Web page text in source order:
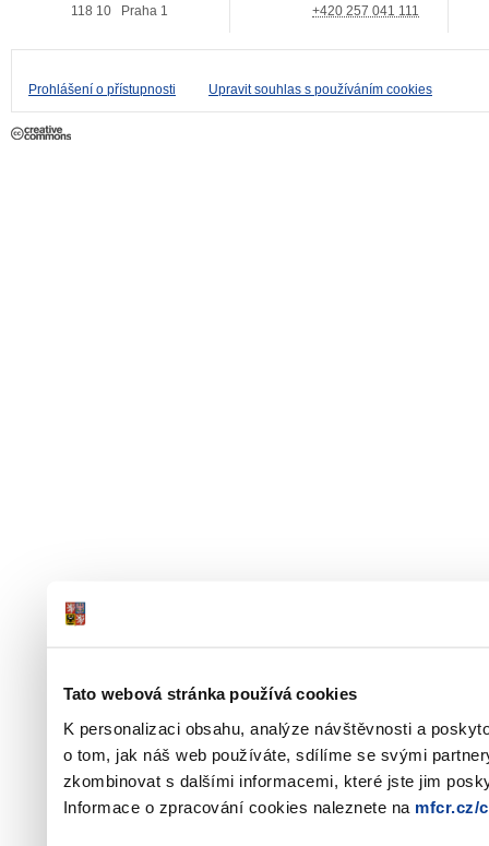
Tato webová stránka používá cookies
K personalizaci obsahu, analýze návštěvnosti a
o tom, jak náš web používáte, sdílíme se svými
zkombinovat s dalšími informacemi, které jste jim
Informace o zpracování cookies naleznete na mfcr.cz/
118 10
Praha 1
+420 257 041 111
Prohlášení o přístupnosti Upravit souhlas s používáním cookies